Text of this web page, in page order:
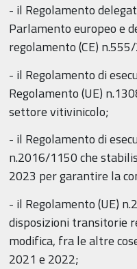
- il Regolamento
Parlamento europeo e
regolamento (CE)
- il Regolamento di
Regolamento (UE)
settore vitivinicolo;
- il Regolamento di
n.2016/1150 che
2023 per garantire la
- il Regolamento (UE)
disposizioni transitorie
modifica, fra le altre
2021 e 2022;